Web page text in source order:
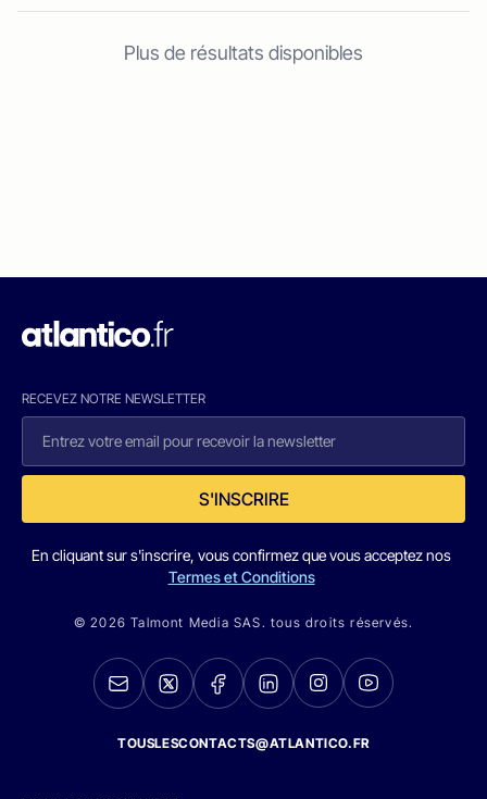
Plus de résultats disponibles
RECEVEZ NOTRE NEWSLETTER
S'INSCRIRE
En cliquant sur s'inscrire, vous confirmez que vous acceptez nos
Termes et Conditions
© 2026 Talmont Media SAS. tous droits réservés.
TOUSLESCONTACTS@ATLANTICO.FR